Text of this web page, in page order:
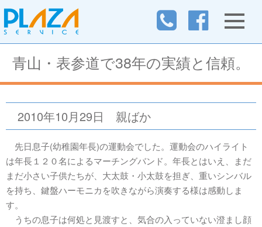
青山・表参道で38年の実績と信頼。
2010年10月29日 親ばか
先日息子(幼稚園年長)の運動会でした。運動会のハイライト
は年長１２０名によるマーチングバンド。年長とはいえ、まだ
まだ小さい子供たちが、大太鼓・小太鼓を担ぎ、重いシンバル
を持ち、鍵盤ハーモニカを吹きながら演奏する様は感動しま
す。
うちの息子は何処と見渡すと、気合の入っていない澄まし顔